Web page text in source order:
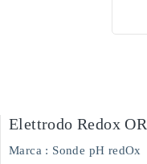
Elettrodo Redox
Marca : Sonde pH redOx